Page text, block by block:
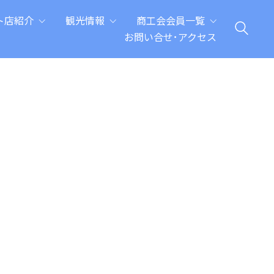
店紹介 観光情報
商工会会員一覧
お問い合せ･アクセス